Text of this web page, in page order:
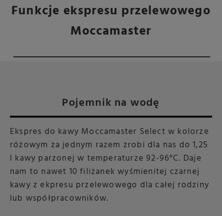
Funkcje ekspresu przelewowego
Moccamaster
Pojemnik na wodę
Ekspres do kawy Moccamaster Select w kolorze
różowym za jednym razem zrobi dla nas do 1,25
l kawy parzonej w temperaturze 92-96°C. Daje
nam to nawet 10 filiżanek wyśmienitej czarnej
kawy z ekpresu przelewowego dla całej rodziny
lub współpracowników.